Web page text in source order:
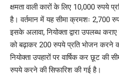
क्षमता वाली कारों के लिए 10,000 रुपये
है। वर्तमान में यह सीमा क्रमशः 2,700
इसके अलावा, नियोक्ता द्वारा उपलब्ध
को बढ़ाकर 200 रुपये प्रति भोजन करने
नियोक्ता उपहारों पर वार्षिक कर छूट
रुपये करने की सिफारिश की गई है।